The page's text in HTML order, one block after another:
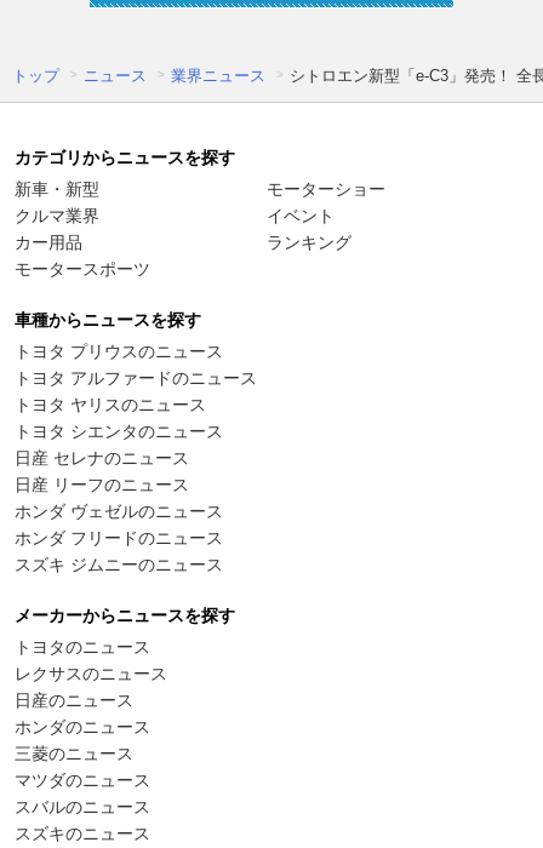
トップ ニュース 業界ニュース シトロエン新型「e-C3」発売！ 全
カテゴリからニュースを探す
新車・新型
クルマ業界
カー用品
モータースポーツ
モーターショー
イベント
ランキング
車種からニュースを探す
トヨタ プリウスのニュース
トヨタ アルファードのニュース
トヨタ ヤリスのニュース
トヨタ シエンタのニュース
日産 セレナのニュース
日産 リーフのニュース
ホンダ ヴェゼルのニュース
ホンダ フリードのニュース
スズキ ジムニーのニュース
メーカーからニュースを探す
トヨタのニュース
レクサスのニュース
日産のニュース
ホンダのニュース
三菱のニュース
マツダのニュース
スバルのニュース
スズキのニュース